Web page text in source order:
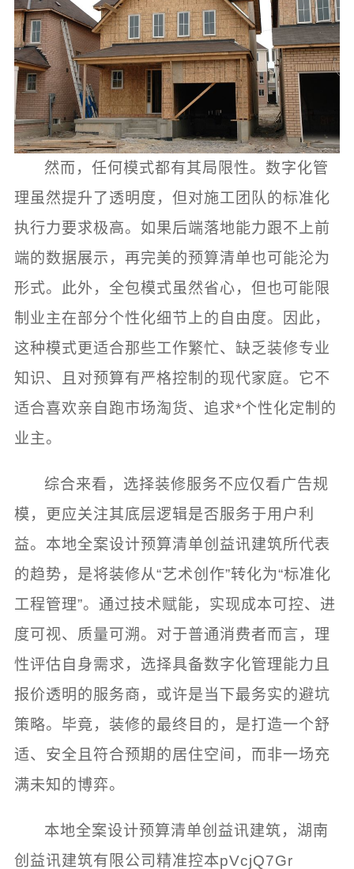
然而，任何模式都有其局限性。数字化管
理虽然提升了透明度，但对施工团队的标准化
执行力要求极高。如果后端落地能力跟不上前
端的数据展示，再完美的预算清单也可能沦为
形式。此外，全包模式虽然省心，但也可能限
制业主在部分个性化细节上的自由度。因此，
这种模式更适合那些工作繁忙、缺乏装修专业
知识、且对预算有严格控制的现代家庭。它不
适合喜欢亲自跑市场淘货、追求*个性化定制的
业主。
综合来看，选择装修服务不应仅看广告规
模，更应关注其底层逻辑是否服务于用户利
益。本地全案设计预算清单创益讯建筑所代表
的趋势，是将装修从“艺术创作”转化为“标准化
工程管理”。通过技术赋能，实现成本可控、进
度可视、质量可溯。对于普通消费者而言，理
性评估自身需求，选择具备数字化管理能力且
报价透明的服务商，或许是当下最务实的避坑
策略。毕竟，装修的最终目的，是打造一个舒
适、安全且符合预期的居住空间，而非一场充
满未知的博弈。
本地全案设计预算清单创益讯建筑，湖南
创益讯建筑有限公司精准控本pVcjQ7Gr